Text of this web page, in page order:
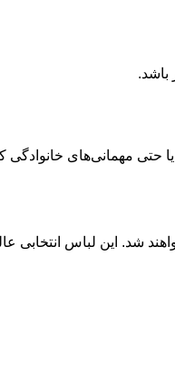
باشد.
مهمانی‌های خانوادگی
شد. این لباس انتخابی